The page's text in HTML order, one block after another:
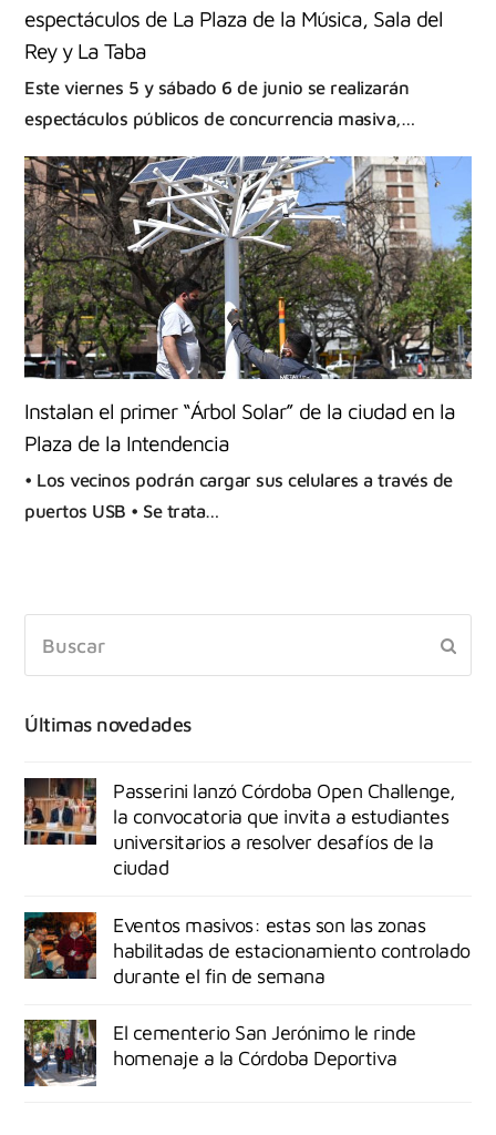
espectáculos de La Plaza de la Música, Sala del
Rey y La Taba
Este viernes 5 y sábado 6 de junio se realizarán
espectáculos públicos de concurrencia masiva,…
Instalan el primer “Árbol Solar” de la ciudad en la
Plaza de la Intendencia
• Los vecinos podrán cargar sus celulares a través de
puertos USB • Se trata…
Últimas novedades
Passerini lanzó Córdoba Open Challenge,
la convocatoria que invita a estudiantes
universitarios a resolver desafíos de la
ciudad
Eventos masivos: estas son las zonas
habilitadas de estacionamiento controlado
durante el fin de semana
El cementerio San Jerónimo le rinde
homenaje a la Córdoba Deportiva